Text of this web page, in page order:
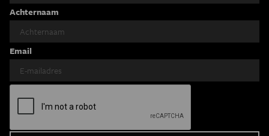
Achternaam
Email